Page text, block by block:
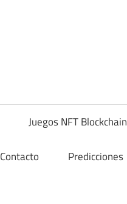
Juegos NFT Blockchain
Contacto Predicciones